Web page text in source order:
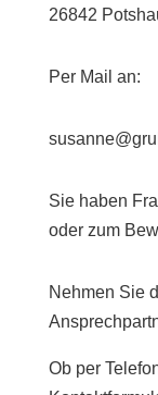
26842
Per Mail an:
Sie haben
oder zum
Nehmen Sie
Ob per